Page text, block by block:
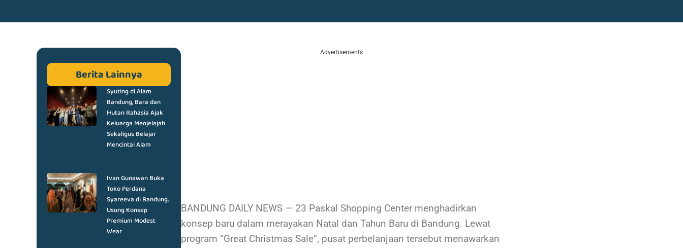
Berita Lainnya
Syuting di Alam
Bandung, Bara dan
Hutan Rahasia Ajak
Keluarga Menjelajah
Sekaligus Belajar
Mencintai Alam
Ivan Gunawan Buka
Toko Perdana
Syareeva di Bandung,
Usung Konsep
Premium Modest
Wear
Advertisements
BANDUNG DAILY NEWS — 23 Paskal Shopping Center menghadirkan
konsep baru dalam merayakan Natal dan Tahun Baru di Bandung. Lewat
program “Great Christmas Sale”, pusat perbelanjaan tersebut menawarkan